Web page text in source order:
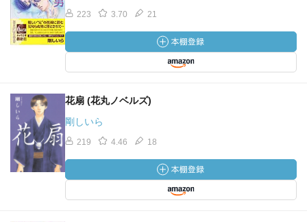
223 3.70 21
花扇 (花丸ノベルズ)
剛しいら
219 4.46 18